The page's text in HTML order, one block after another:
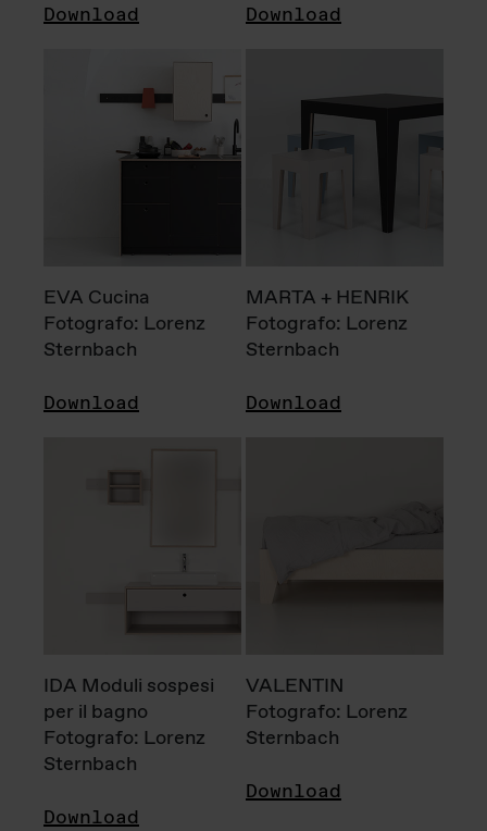
Download Download
EVA Cucina
Fotografo: Lorenz
Sternbach
Download
MARTA + HENRIK
Fotografo: Lorenz
Sternbach
Download
IDA Moduli sospesi
per il bagno
Fotografo: Lorenz
Sternbach
Download
VALENTIN
Fotografo: Lorenz
Sternbach
Download